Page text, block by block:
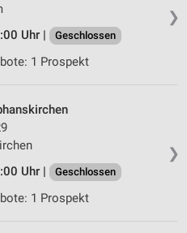
❯
Uhr |
Geschlossen
1 Prospekt
❯
Uhr |
Geschlossen
1 Prospekt